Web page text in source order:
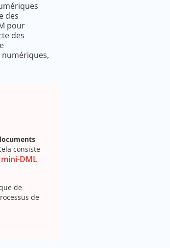
des
pour
des
numériques,
consiste
mini-DML
de
de